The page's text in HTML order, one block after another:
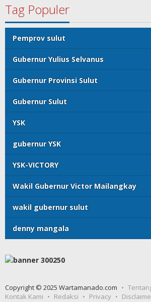
Tag Populer
Pemprov sulut
Gubernur Yulius Selvanus
Gubernur Provinsi Sulut
Gubernur Sulut
YSK
gubernur YSK
YSK-VICTORY
Wakil Gubernur Victor Mailangkay
wakil gubernur sulut
denny mangala
Copyright © 2025 Wartamanado.com
Kontak Kami
Redaksi Privacy